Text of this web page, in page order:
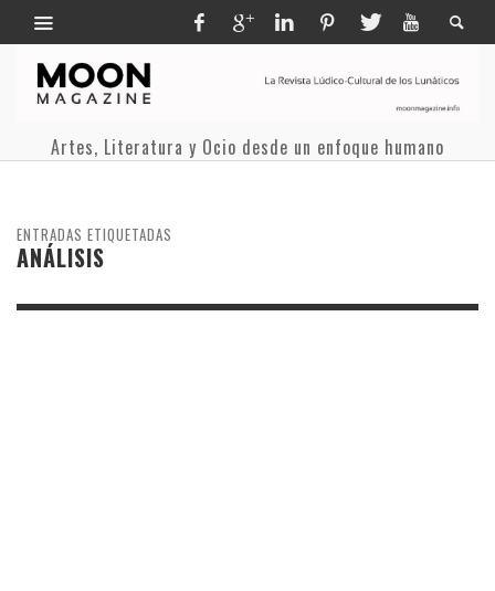
Artes, Literatura y Ocio desde un enfoque humano
ENTRADAS ETIQUETADAS
ANÁLISIS